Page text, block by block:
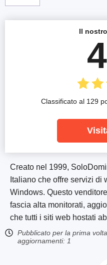
Creato nel 1999,
Italiano che offre servizi di
Windows. Questo
fascia alta monitorati,
che tutti i siti web hostati
Pubblicato per la prima
aggiornamenti: 1
Il
Classificato al 129